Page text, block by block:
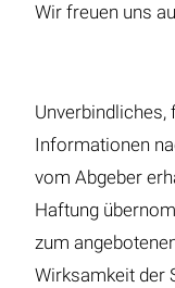
Wir freuen uns
Unverbindliches,
Informationen
vom Abgeber
Haftung
zum
Wirksamkeit der